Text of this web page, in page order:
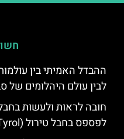
ההבדל האמיתי בין
לבין עולם היהלומים של
חובה לראות ולעשות
לפספס בחבל טירול (Tyrol)